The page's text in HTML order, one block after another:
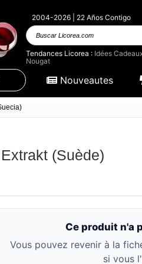
2004-2026 | 22 Años Contigo
Buscar
Licorea.com
Tendances Licorea : Idées
Nougat
Nouveautes
(Suède)
Ce produit n'a
Vous pouvez revenir à la
si vous